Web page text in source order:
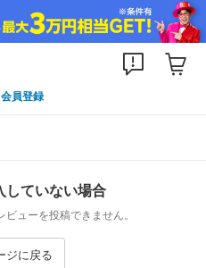
会員登録
していない場合
ューを投稿できません。
ジに戻る